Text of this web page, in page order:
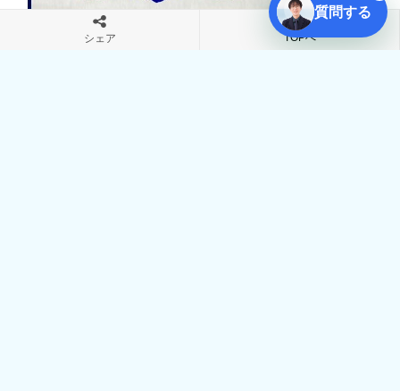
シェア TOPへ
質問する